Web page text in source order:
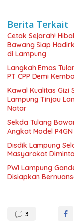
Berita Terkait
Cetak Sejarah!
Bawang Siap
di Lampung
Langkah Emas
PT CPP Demi
Kawal Kualitas Gizi
Lampung Tinjau
Natar
Sekda Tulang
Angkat Model
Disdik Lampung
Masyarakat
PWI Lampung
Disiapkan
3